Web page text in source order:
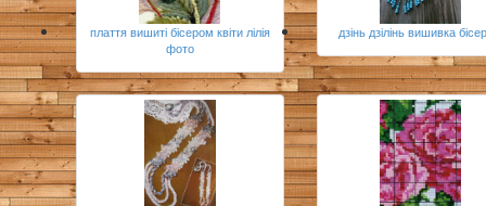
плаття вишиті бісером квіти лілія
фото
дзінь дзілінь вишивка